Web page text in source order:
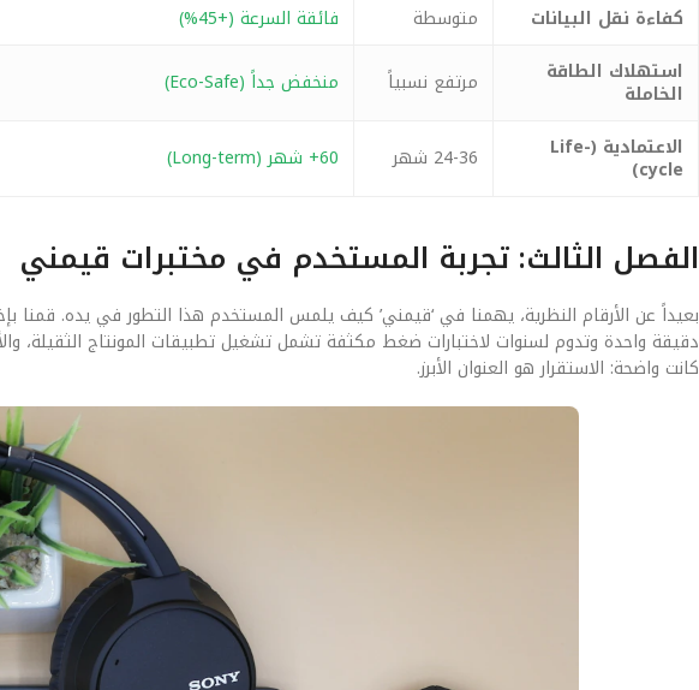
كفاءة نقل البيانات متوسطة
فائقة السرعة (+45%)
استهلاك الطاقة
الخاملة مرتفع نسبياً
منخفض جداً (Eco-Safe)
الاعتمادية (Life-
cycle) 24-36 شهر 60+ شهر (Long-term)
الفصل الثالث: تجربة المستخدم في مختبرات قيمني
دقيقة واحدة وتدوم لسنوات لاختبارات ضغط مكثفة تشمل تشغيل تطبيقات المونتاج الثقيلة،
كانت واضحة: الاستقرار هو العنوان الأبرز.